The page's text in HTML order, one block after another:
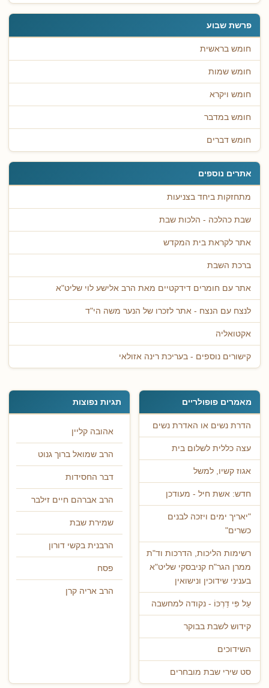
פרשת שבוע
חומש בראשית
חומש שמות
חומש ויקרא
חומש במדבר
חומש דברים
אתרים נוספים
מתחזקות ביחד בצניעות
שבת כהלכה - הלכות שבת
אתר לקראת בית המקדש
ברכת השבת
אתר עם חומרים דידקטיים מאת הרב אלישע לוי שליט"א
לנצח עם הנצח - אתר לזכרו של הנער משה הי"ד
אקטואליה
קישורים נוספים - בעריכת רינה אזולאי
מאמרים פופולריים
הדרת נשים או האדרת נשים
עצה כללית לשלום בית
אגוז קשיו, למשל
חדש: אשת חיל - מעודכן
"יאריך ימים ויזכה לבנים
כשרים"
רשימות הליכות, הדרכות וד"ת
ממרן הגר"ח קניבסקי שליט"א
בעניני שידוכין ונישואין
עַל פִּי דַרְכּוֹ - נקודה למחשבה
קידוש לשבת בבוקר
השידוכים
סט שירי שבת מובחרים
תגיות נפוצות
אהובה קליין
הרב שמואל ברוך גנוט
דבר החסידות
הרב אברהם חיים זילבר
שמירת שבת
הרבנית בקשי דורון
פסח
הרב אריה קרן